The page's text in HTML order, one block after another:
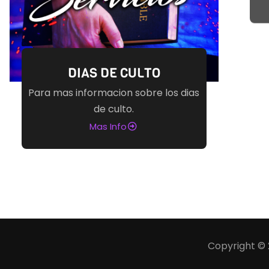
DIAS DE CULTO
Para mas informacion sobre los dias
de culto.
Mas Info
Copyright ©